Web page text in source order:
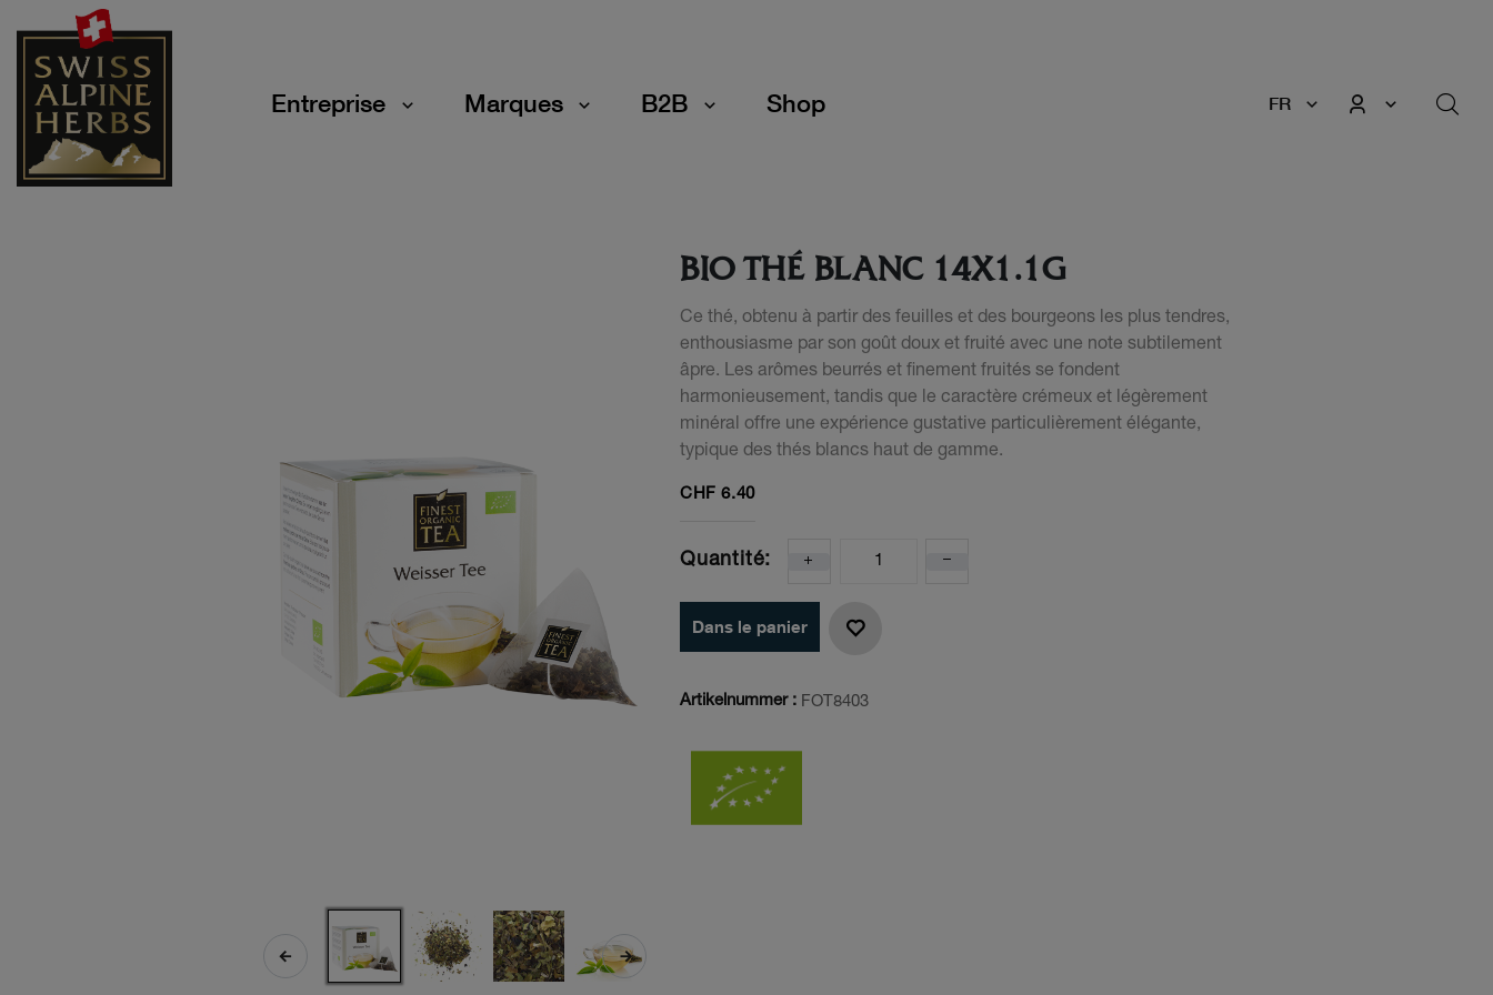
Entreprise Marques B2B Shop FR
BIO THÉ BLANC 14X1.1G
Ce thé, obtenu à partir des feuilles et des bourgeons les plus tendres,
enthousiasme par son goût doux et fruité avec une note subtilement
âpre. Les arômes beurrés et finement fruités se fondent
harmonieusement, tandis que le caractère crémeux et légèrement
minéral offre une expérience gustative particulièrement élégante,
typique des thés blancs haut de gamme.
CHF6.40
Quantité:
Dans le panier
Artikelnummer : FOT8403